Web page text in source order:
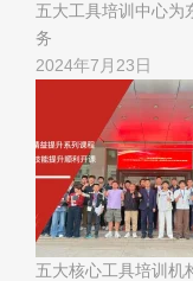
五大工具培训中心为
务
2024年7月23日
五大核心工具培训机